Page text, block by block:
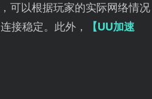
可以根据玩家的实际网络情况
接稳定。此外，
【UU加速